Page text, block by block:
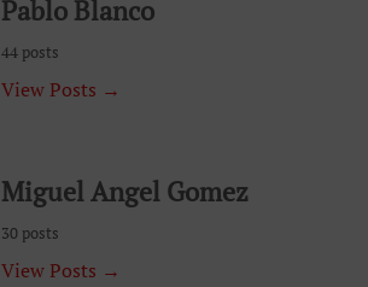
Pablo Blanco
44 posts
View Posts →
Miguel Angel Gomez
30 posts
View Posts →